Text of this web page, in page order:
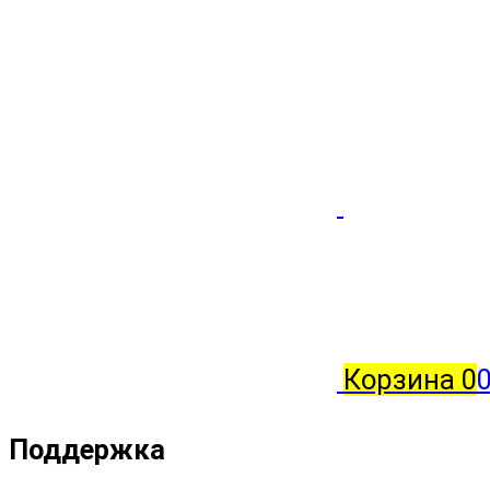
Корзина 0
Поддержка